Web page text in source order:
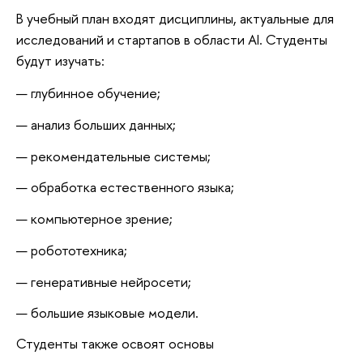
В учебный план входят дисциплины, актуальные для
исследований и стартапов в области AI. Студенты
будут изучать:
глубинное обучение;
анализ больших данных;
рекомендательные системы;
обработка естественного языка;
компьютерное зрение;
робототехника;
генеративные нейросети;
большие языковые модели.
Студенты также освоят основы